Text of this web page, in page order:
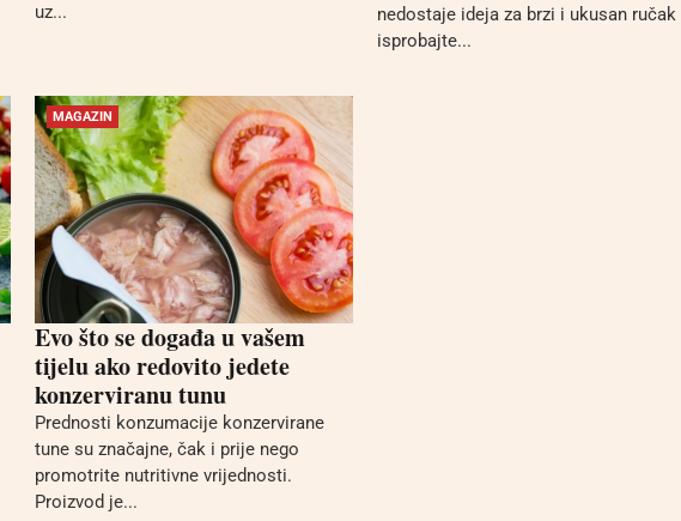
uz...
nedostaje ideja za brzi i ukusan ručak
isprobajte...
MAGAZIN
Evo što se događa u vašem
tijelu ako redovito jedete
konzerviranu tunu
Prednosti konzumacije konzervirane
tune su značajne, čak i prije nego
promotrite nutritivne vrijednosti.
Proizvod je...